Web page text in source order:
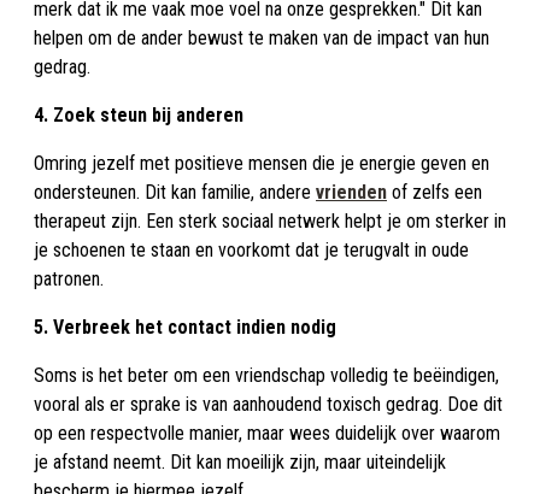
merk dat ik me vaak moe voel na onze gesprekken." Dit kan
helpen om de ander bewust te maken van de impact van hun
gedrag.
4. Zoek steun bij anderen
Omring jezelf met positieve mensen die je energie geven en
ondersteunen. Dit kan familie, andere vrienden of zelfs een
therapeut zijn. Een sterk sociaal netwerk helpt je om sterker in
je schoenen te staan en voorkomt dat je terugvalt in oude
patronen.
5. Verbreek het contact indien nodig
Soms is het beter om een vriendschap volledig te beëindigen,
vooral als er sprake is van aanhoudend toxisch gedrag. Doe dit
op een respectvolle manier, maar wees duidelijk over waarom
je afstand neemt. Dit kan moeilijk zijn, maar uiteindelijk